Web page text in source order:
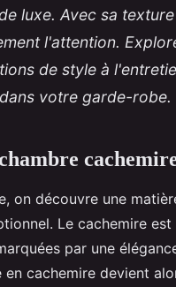
luxe. Avec sa
l'attention.
de style à
votre garde-robe.
on découvre une
Le cachemire
par une
cachemire devient